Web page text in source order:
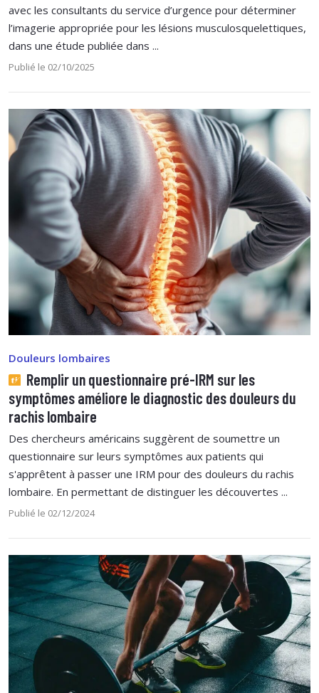
avec les consultants du service d’urgence pour déterminer
l’imagerie appropriée pour les lésions musculosquelettiques,
dans une étude publiée dans ...
Publié le 02/10/2025
Douleurs lombaires
Remplir un questionnaire pré-IRM sur les
symptômes améliore le diagnostic des douleurs du
rachis lombaire
Des chercheurs américains suggèrent de soumettre un
questionnaire sur leurs symptômes aux patients qui
s'apprêtent à passer une IRM pour des douleurs du rachis
lombaire. En permettant de distinguer les découvertes ...
Publié le 02/12/2024